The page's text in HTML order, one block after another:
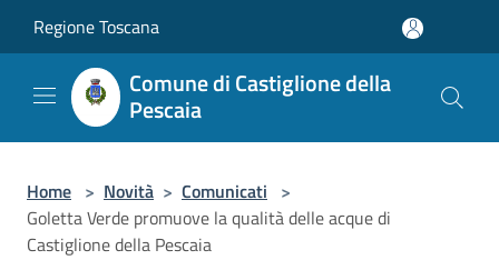
Regione Toscana
Comune di Castiglione della
Pescaia
Home > Novità > Comunicati >
Goletta Verde promuove la qualità delle acque di
Castiglione della Pescaia